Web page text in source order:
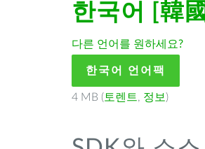
한국어 [韓
다른 언어를 원하세요?
한국어 언어팩
4 MB ( 토렌트, 정보 )